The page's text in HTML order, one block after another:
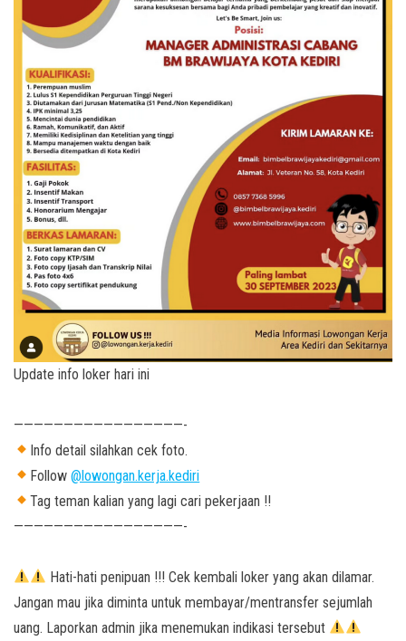
Update info loker hari ini
—————————————————-
Info detail silahkan cek foto.
Follow@lowongan.kerja.kediri
Tag teman kalian yang lagi cari pekerjaan !!
—————————————————-
Hati-hati penipuan !!! Cek kembali loker yang akan dilamar.
Jangan mau jika diminta untuk membayar/mentransfer sejumlah
uang. Laporkan admin jika menemukan indikasi tersebut